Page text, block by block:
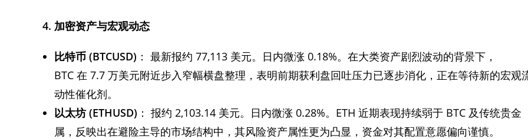
4. 加密资产与宏观动态
比特币 (BTCUSD) ： 最新报约 77,113 美元。日内微涨 0.18%。在大类资产剧烈波动的背景下，
BTC 在 7.7 万美元附近步入窄幅横盘整理，表明前期获利盘回吐压力已逐步消化，正在等待新的宏观
动性催化剂。
以太坊(ETHUSD) ： 报约 2,103.14 美元。日内微涨 0.28%。ETH 近期表现持续弱于 BTC 及传统贵金
属，反映出在避险主导的市场结构中，其风险资产属性更为凸显，资金对其配置意愿偏向谨慎。